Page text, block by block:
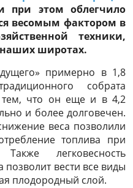
при этом облегчило
весомым фактором в
техники,
наших широтах.
примерно в 1,8
собрата
тем, что он еще и в 4,2
и более долговечен.
веса позволили
топлива при
легковесность
позволит вести все виды
плодородный слой.